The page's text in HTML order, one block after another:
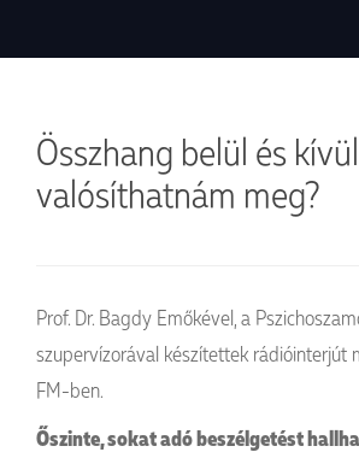
Összhang belül és
valósíthatnám meg?
Prof. Dr. Bagdy Emőkével, a
szupervízorával készítettek rádióinterjút
FM-ben.
Őszinte, sokat adó beszélgetést